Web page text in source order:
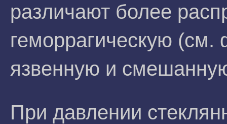
различают более
геморрагическую (см.
язвенную и
При давлении